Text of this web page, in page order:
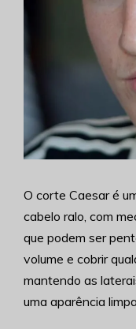
O corte Caesar é
cabelo ralo, com
que podem ser
volume e cobrir
mantendo as
uma aparência